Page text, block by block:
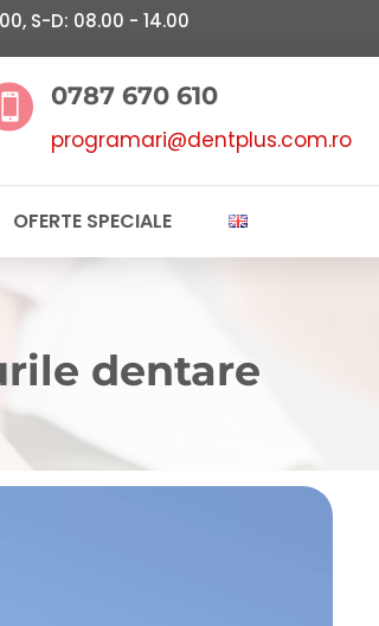
S-D: 08.00 - 14.00
 0787 670 610
programari@dentplus.com.ro
OFERTE SPECIALE
dentare